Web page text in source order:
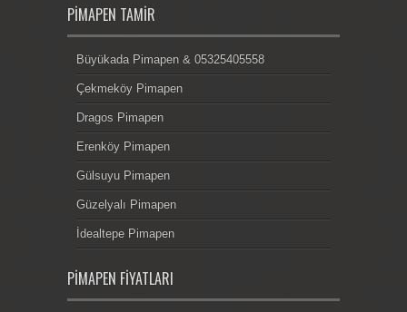
PIMAPEN TAMIR
Büyükada Pimapen & 05325405558
Çekmeköy Pimapen
Dragos Pimapen
Erenköy Pimapen
Gülsuyu Pimapen
Güzelyalı Pimapen
İdealtepe Pimapen
PIMAPEN FIYATLARI